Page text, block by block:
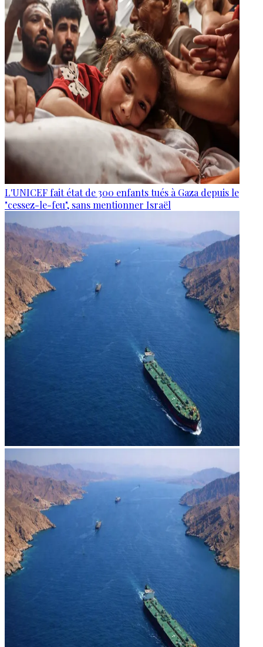
L'UNICEF fait état de 300 enfants tués à Gaza depuis le
"cessez-le-feu", sans mentionner Israël